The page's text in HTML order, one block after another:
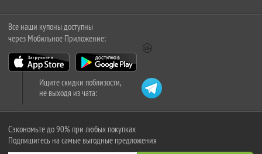
Все наши купоны доступны
через Мобильное Приложение:
Ищите скидки поблизости,
не выходя из чата:
Сэкономьте до 90% при любых покупках
Подпишитесь на самые выгодные предложения